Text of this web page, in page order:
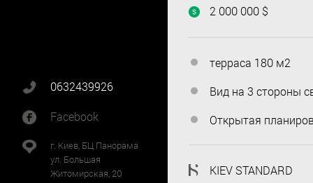
0632439926
Facebook
г. Киев, БЦ Панорама
ул. Большая
Житомирская, 20
2 000 000 $
терраса 180 м2
Вид на 3 стороны
Открытая
KIEV STANDARD